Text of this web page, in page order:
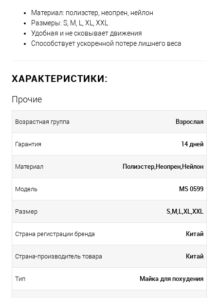
Материал: полиэстер, неопрен, нейлон
Размеры: S, M, L, XL, XXL
Удобная и не сковывает движения
Способствует ускоренной потере лишнего веса
ХАРАКТЕРИСТИКИ:
Прочие
Возрастная группа Взрослая
Гарантия 14 дней
Материал Полиэстер,Неопрен,Нейлон
Модель MS 0599
Размер S,M,L,XL,XXL
Страна регистрации бренда Китай
Страна-производитель товара Китай
Тип Майка для похудения